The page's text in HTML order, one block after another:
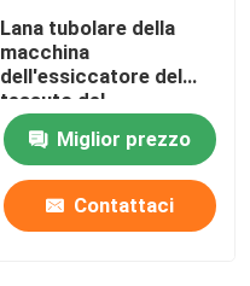
Lana tubolare della
macchina
dell'essiccatore del
tessuto del
riscaldamento a gas
pre asciugatrice
50m/Min
Miglior prezzo
Contattaci